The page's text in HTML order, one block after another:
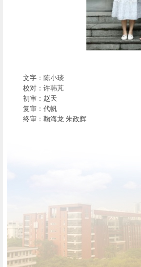
文字：陈小琰
校对：许韩芃
初审： 赵天
复审： 代帆
终审： 鞠海龙 朱政辉